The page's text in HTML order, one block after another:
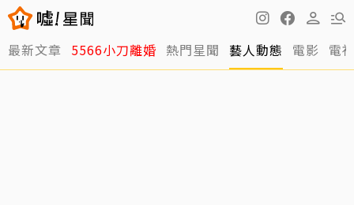
最新文章 5566小刀離婚 熱門星聞 藝人動態 電影 電